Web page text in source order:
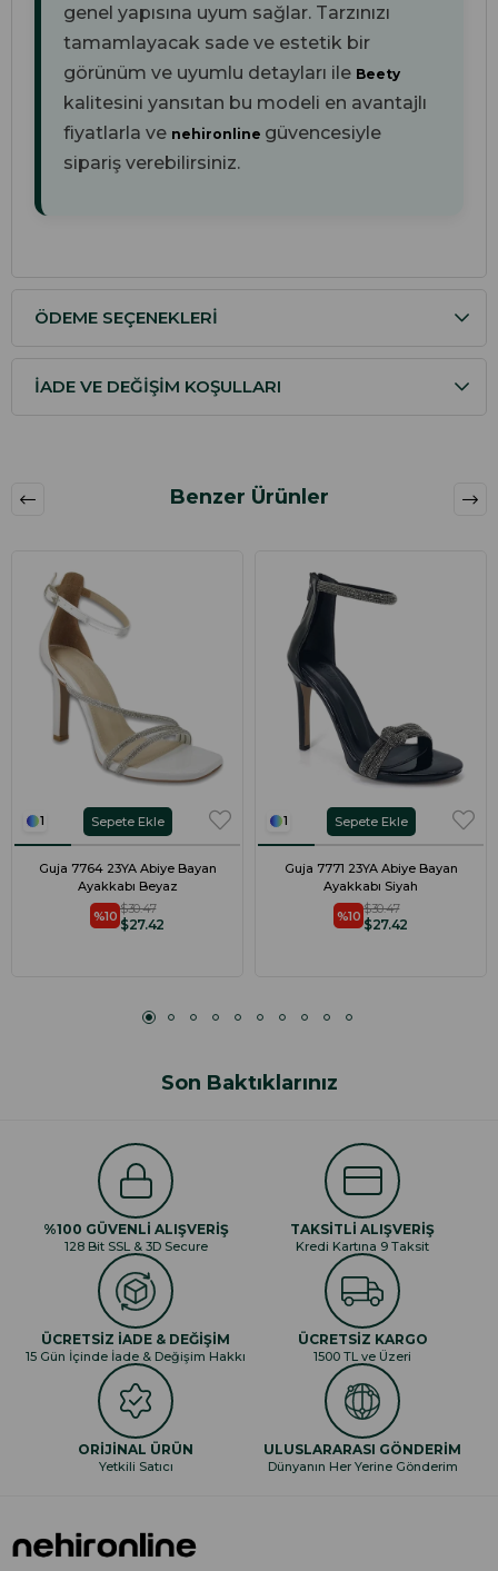
genel yapısına uyum sağlar. Tarzınızı
tamamlayacak sade ve estetik bir
görünüm ve uyumlu detayları ile Beety
kalitesini yansıtan bu modeli en avantajlı
fiyatlarla ve nehironline güvencesiyle
sipariş verebilirsiniz.
ÖDEME SEÇENEKLERI
İADE VE DEĞIŞIM KOŞULLARI
Benzer Ürünler
1
Guja 7764 23YA Abiye Bayan
Ayakkabı Beyaz
%10$27.42
$30.47
Sepete Ekle 1
Guja 7771 23YA Abiye Bayan
Ayakkabı Siyah
%10$27.42
$30.47
Sepete Ekle
Son Baktıklarınız
%100 GÜVENLİ ALIŞVERİŞ
128 Bit SSL & 3D Secure
TAKSİTLİ ALIŞVERİŞ
Kredi Kartına 9 Taksit
ÜCRETSİZ İADE & DEĞİŞİM
15 Gün İçinde İade & Değişim Hakkı
ÜCRETSİZ KARGO
1500 TL ve Üzeri
ORİJİNAL ÜRÜN
Yetkili Satıcı
ULUSLARARASI GÖNDERİM
Dünyanın Her Yerine Gönderim